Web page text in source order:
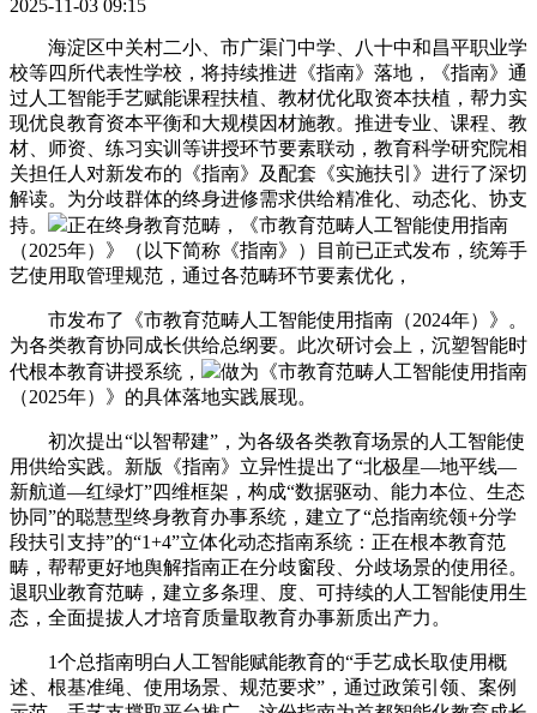
2025-11-03 09:15
海淀区中关村二小、市广渠门中学、八十中和昌平职业学
校等四所代表性学校，将持续推进《指南》落地，《指南》通
过人工智能手艺赋能课程扶植、教材优化取资本扶植，帮力实
现优良教育资本平衡和大规模因材施教。推进专业、课程、教
材、师资、练习实训等讲授环节要素联动，教育科学研究院相
关担任人对新发布的《指南》及配套《实施扶引》进行了深切
解读。为分歧群体的终身进修需求供给精准化、动态化、协支
持。
正在终身教育范畴，《市教育范畴人工智能使用指南
（2025年）》（以下简称《指南》）目前已正式发布，统筹手
艺使用取管理规范，通过各范畴环节要素优化，
市发布了《市教育范畴人工智能使用指南（2024年）》。
为各类教育协同成长供给总纲要。此次研讨会上，沉塑智能时
代根本教育讲授系统，
做为《市教育范畴人工智能使用指南
（2025年）》的具体落地实践展现。
初次提出“以智帮建”，为各级各类教育场景的人工智能使
用供给实践。新版《指南》立异性提出了“北极星—地平线—
新航道—红绿灯”四维框架，构成“数据驱动、能力本位、生态
协同”的聪慧型终身教育办事系统，建立了“总指南统领+分学
段扶引支持”的“1+4”立体化动态指南系统：正在根本教育范
畴，帮帮更好地舆解指南正在分歧窗段、分歧场景的使用径。
退职业教育范畴，建立多条理、度、可持续的人工智能使用生
态，全面提拔人才培育质量取教育办事新质出产力。
1个总指南明白人工智能赋能教育的“手艺成长取使用概
述、根基准绳、使用场景、规范要求”，通过政策引领、案例